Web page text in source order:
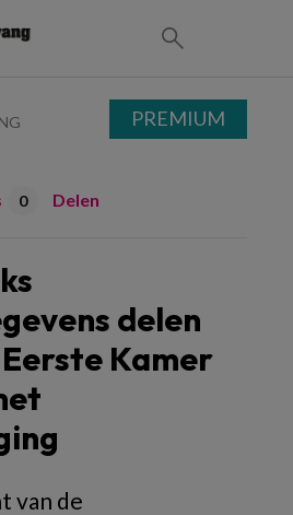
0 Delen
delen
Kamer
van de
PREMIUM